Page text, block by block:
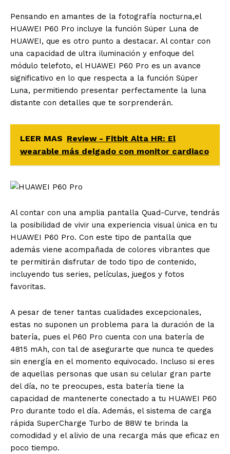
​Pensando en amantes de la fotografía nocturna,el
HUAWEI P60 Pro incluye la función Súper Luna de
HUAWEI, que es otro punto a destacar. Al contar con
una capacidad de ultra iluminación y enfoque del
módulo telefoto, el HUAWEI P60 Pro es un avance
significativo en lo que respecta a la función Súper
Luna, permitiendo presentar perfectamente la luna
distante con detalles que te sorprenderán.
LEER MAS Review - Fitbit Alta HR: El
wearable más delgado con monitor cardiaco
​Al contar con una amplia pantalla Quad-Curve, tendrás
la posibilidad de vivir una experiencia visual única en tu
HUAWEI P60 Pro. Con este tipo de pantalla que
además viene acompañada de colores vibrantes que
te permitirán disfrutar de todo tipo de contenido,
incluyendo tus series, películas, juegos y fotos
favoritas.
A pesar de tener tantas cualidades excepcionales,
estas no suponen un problema para la duración de la
batería, pues el P60 Pro cuenta con una batería de
4815 mAh, con tal de asegurarte que nunca te quedes
sin energía en el momento equivocado. Incluso si eres
de aquellas personas que usan su celular gran parte
del día, no te preocupes, esta batería tiene la
capacidad de mantenerte conectado a tu HUAWEI P60
Pro durante todo el día. Además, el sistema de carga
rápida SuperCharge Turbo de 88W te brinda la
comodidad y el alivio de una recarga más que eficaz en
poco tiempo.